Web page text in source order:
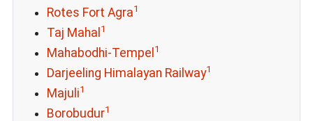
Rotes Fort Agra1
Taj Mahal 1
Mahabodhi-Tempel 1
Darjeeling Himalayan Railway1
Majuli1
Borobudur1